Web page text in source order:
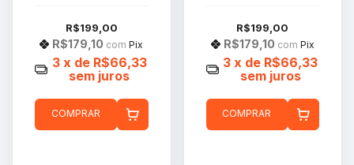
R$199,00
R$179,10 com Pix
3 x de R$66,33
sem juros
COMPRAR
R$199,00
R$179,10 com Pix
3 x de R$66,33
sem juros
COMPRAR